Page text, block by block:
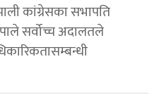
कांग्रेसका सभापति
सर्वोच्च अदालतले